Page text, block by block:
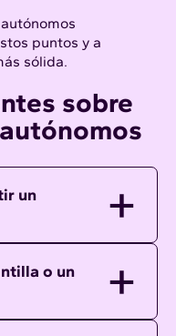
puntos y a
sólida.
sobre
un
o un